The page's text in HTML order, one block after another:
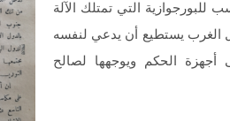
التي تمتلك الآلة
يستطيع أن يدعي لنفسه
أجهزة الحكم ويوجهها لصالح